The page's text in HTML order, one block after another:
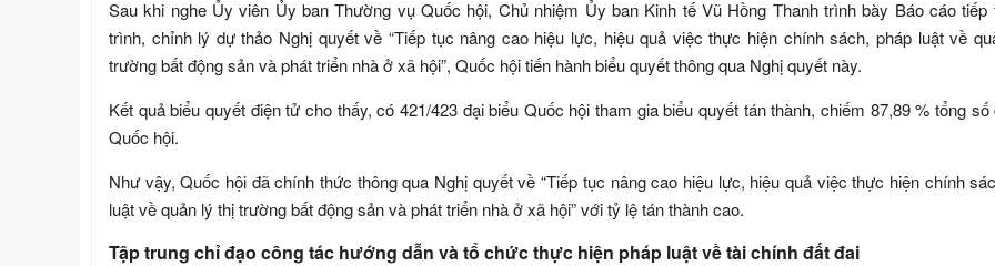
Sau khi nghe Ủy viên Ủy ban Thường vụ Quốc hội, Chủ nhiệm Ủy ban Kinh tế Vũ Hồng Thanh trình bày Báo cáo tiếp
trình, chỉnh lý dự thảo Nghị quyết về “Tiếp tục nâng cao hiệu lực, hiệu quả việc thực hiện chính sách, pháp luật về
trường bất động sản và phát triển nhà ở xã hội”, Quốc hội tiến hành biểu quyết thông qua Nghị quyết này.
Kết quả biểu quyết điện tử cho thấy, có 421/423 đại biểu Quốc hội tham gia biểu quyết tán thành, chiếm 87,89 % tổng số
Quốc hội.
Như vậy, Quốc hội đã chính thức thông qua Nghị quyết về “Tiếp tục nâng cao hiệu lực, hiệu quả việc thực hiện chính
luật về quản lý thị trường bất động sản và phát triển nhà ở xã hội” với tỷ lệ tán thành cao.
Tập trung chỉ đạo công tác hướng dẫn và tổ chức thực hiện pháp luật về tài chính đất đai